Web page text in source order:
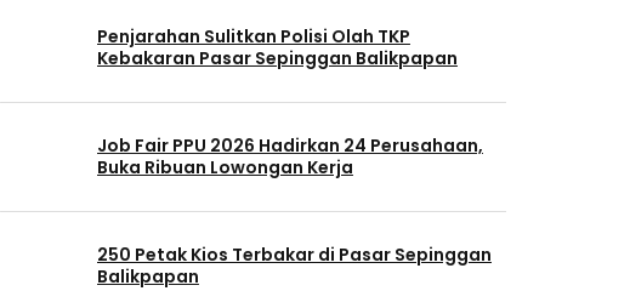
Penjarahan Sulitkan Polisi Olah TKP
Kebakaran Pasar Sepinggan Balikpapan
Job Fair PPU 2026 Hadirkan 24 Perusahaan,
Buka Ribuan Lowongan Kerja
250 Petak Kios Terbakar di Pasar Sepinggan
Balikpapan